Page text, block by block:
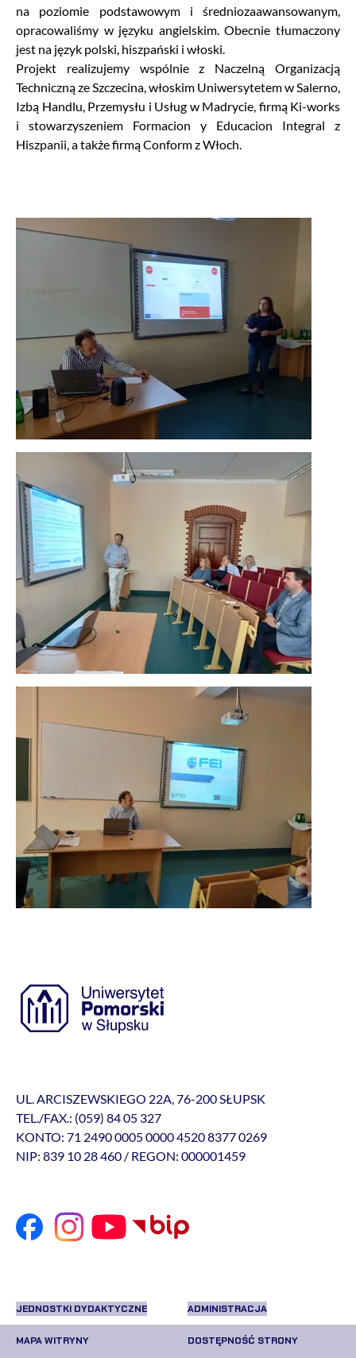
na poziomie podstawowym i średniozaawansowanym,
opracowaliśmy w języku angielskim. Obecnie tłumaczony
jest na język polski, hiszpański i włoski.
Projekt realizujemy wspólnie z Naczelną Organizacją
Techniczną ze Szczecina, włoskim Uniwersytetem w Salerno,
Izbą Handlu, Przemysłu i Usług w Madrycie, firmą Ki-works
i stowarzyszeniem Formacion y Educacion Integral z
Hiszpanii, a także firmą Conform z Włoch.
UL. ARCISZEWSKIEGO 22A, 76-200 SŁUPSK
TEL./FAX.: (059) 84 05 327
KONTO: 71 2490 0005 0000 4520 8377 0269
NIP: 839 10 28 460 / REGON: 000001459
JEDNOSTKI DYDAKTYCZNE ADMINISTRACJA
MAPA WITRYNY DOSTĘPNOŚĆ STRONY